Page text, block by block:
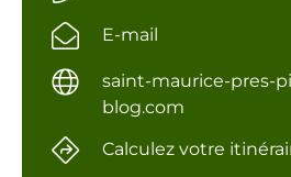
E-mail
saint-maurice-pres-
blog.com
Calculez votre